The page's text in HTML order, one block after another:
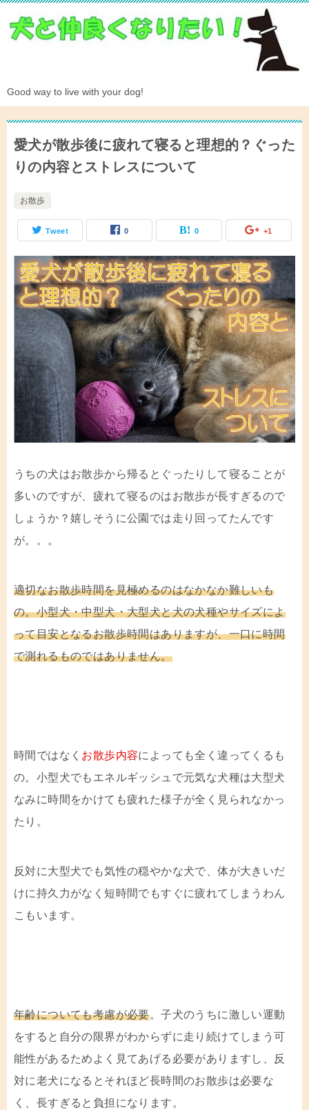
Good way to live with your dog!
愛犬が散歩後に疲れて寝ると理想的？ぐった
りの内容とストレスについて
お散歩
Tweet 0 0 +1
うちの犬はお散歩から帰るとぐったりして寝ることが
多いのですが、疲れて寝るのはお散歩が長すぎるので
しょうか？嬉しそうに公園では走り回ってたんです
が。。。
適切なお散歩時間を見極めるのはなかなか難しいも
の。小型犬・中型犬・大型犬と犬の犬種やサイズによ
って目安となるお散歩時間はありますが、一口に時間
で測れるものではありません。
時間ではなく お散歩内容によっても全く違ってくるも
の。小型犬でもエネルギッシュで元気な犬種は大型犬
なみに時間をかけても疲れた様子が全く見られなかっ
たり。
反対に大型犬でも気性の穏やかな犬で、体が大きいだ
けに持久力がなく短時間でもすぐに疲れてしまうわん
こもいます。
年齢についても考慮が必要。子犬のうちに激しい運動
をすると自分の限界がわからずに走り続けてしまう可
能性があるためよく見てあげる必要がありますし、反
対に老犬になるとそれほど長時間のお散歩は必要な
く、長すぎると負担になります。